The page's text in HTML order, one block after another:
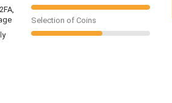
Selection of Coins